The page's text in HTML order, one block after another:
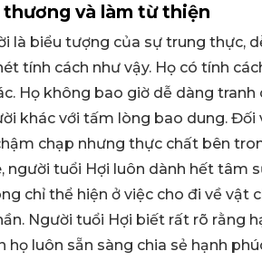
và làm từ thiện
là biểu tượng của sự trung thực,
tính cách như vậy. Họ có tính
Họ không bao giờ dễ dàng tranh
khác với tấm lòng bao dung. Đối
chạp nhưng thực chất bên
người tuổi Hợi luôn dành hết tâm
chỉ thể hiện ở việc cho đi về vật
Người tuổi Hợi biết rất rõ rằng
luôn sẵn sàng chia sẻ hạnh